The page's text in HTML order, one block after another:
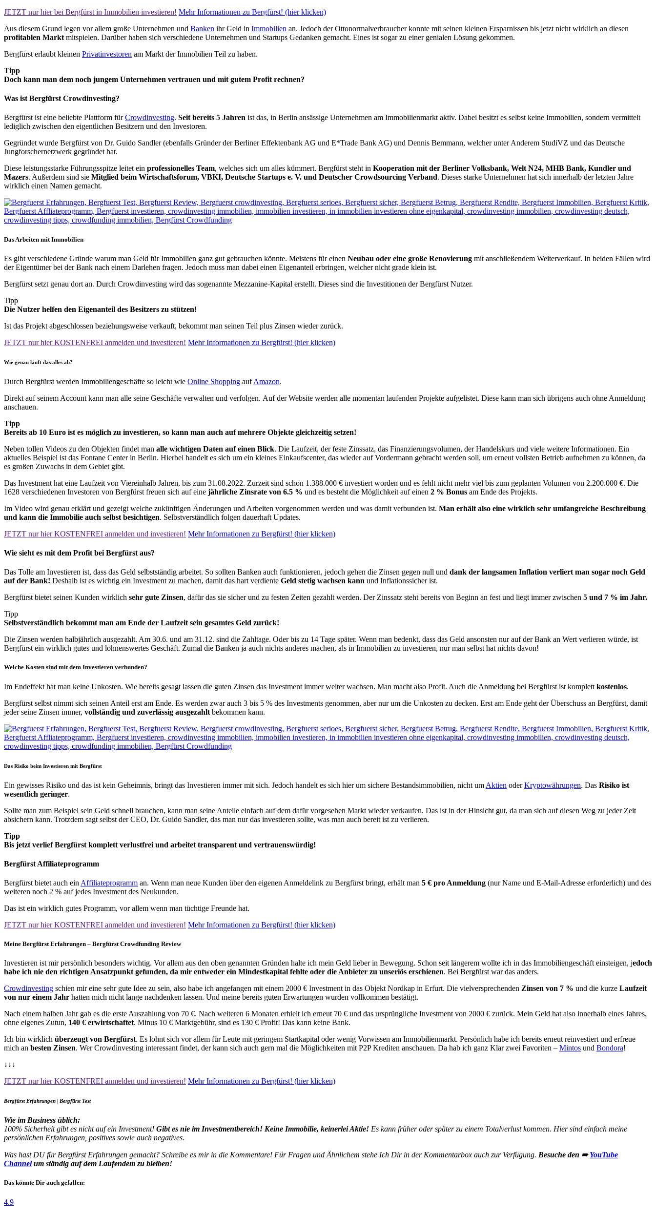
JETZT nur hier bei Bergfürst in Immobilien investieren! Mehr Informationen zu Bergfürst! (hier klicken)
Aus diesem Grund legen vor allem große Unternehmen und Banken ihr Geld in Immobilien an. Jedoch der Ottonormalverbraucher konnte mit seinen kleinen Ersparnissen bis jetzt nicht wirklich an diesen
profitablen Markt mitspielen. Darüber haben sich verschiedene Unternehmen und Startups Gedanken gemacht. Eines ist sogar zu einer genialen Lösung gekommen.
Bergfürst erlaubt kleinen Privatinvestoren am Markt der Immobilien Teil zu haben.
Tipp
Doch kann man dem noch jungem Unternehmen vertrauen und mit gutem Profit rechnen?
Was ist Bergfürst Crowdinvesting?
Bergfürst ist eine beliebte Plattform fürCrowdinvesting. Seit bereits 5 Jahren ist das, in Berlin ansässige Unternehmen am Immobilienmarkt aktiv. Dabei besitzt es selbst keine Immobilien, sondern vermittelt
lediglich zwischen den eigentlichen Besitzern und den Investoren.
Gegründet wurde Bergfürst von Dr. Guido Sandler (ebenfalls Gründer der Berliner Effektenbank AG und E*Trade Bank AG) und Dennis Bemmann, welcher unter Anderem StudiVZ und das Deutsche
Jungforschernetzwerk gegründet hat.
Diese leistungsstarke Führungsspitze leitet ein professionelles Team, welches sich um alles kümmert. Bergfürst steht in Kooperation mit der Berliner Volksbank, Welt N24, MHB Bank, Kundler und
Mazers. Außerdem sind sie Mitglied beim Wirtschaftsforum, VBKI, Deutsche Startups e. V. und Deutscher Crowdsourcing Verband. Dieses starke Unternehmen hat sich innerhalb der letzten Jahre
wirklich einen Namen gemacht.
Das Arbeiten mit Immobilien
Es gibt verschiedene Gründe warum man Geld für Immobilien ganz gut gebrauchen könnte. Meistens für einen Neubau oder eine große Renovierung mit anschließendem Weiterverkauf. In beiden Fällen wird
der Eigentümer bei der Bank nach einem Darlehen fragen. Jedoch muss man dabei einen Eigenanteil erbringen, welcher nicht grade klein ist.
Bergfürst setzt genau dort an. Durch Crowdinvesting wird das sogenannte Mezzanine-Kapital erstellt. Dieses sind die Investitionen der Bergfürst Nutzer.
Tipp
Die Nutzer helfen den Eigenanteil des Besitzers zu stützen!
Ist das Projekt abgeschlossen beziehungsweise verkauft, bekommt man seinen Teil plus Zinsen wieder zurück.
JETZT nur hier KOSTENFREI anmelden und investieren! Mehr Informationen zu Bergfürst! (hier klicken)
Wie genau läuft das alles ab?
Durch Bergfürst werden Immobiliengeschäfte so leicht wie Online Shopping aufAmazon.
Direkt auf seinem Account kann man alle seine Geschäfte verwalten und verfolgen. Auf der Website werden alle momentan laufenden Projekte aufgelistet. Diese kann man sich übrigens auch ohne Anmeldung
anschauen.
Tipp
Bereits ab 10 Euro ist es möglich zu investieren, so kann man auch auf mehrere Objekte gleichzeitig setzen!
Neben tollen Videos zu den Objekten findet man alle wichtigen Daten auf einen Blick. Die Laufzeit, der feste Zinssatz, das Finanzierungsvolumen, der Handelskurs und viele weitere Informationen. Ein
aktuelles Beispiel ist das Fontane Center in Berlin. Hierbei handelt es sich um ein kleines Einkaufscenter, das wieder auf Vordermann gebracht werden soll, um erneut vollsten Betrieb aufnehmen zu können, da
es großen Zuwachs in dem Gebiet gibt.
Das Investment hat eine Laufzeit von Viereinhalb Jahren, bis zum 31.08.2022. Zurzeit sind schon 1.388.000 € investiert worden und es fehlt nicht mehr viel bis zum geplanten Volumen von 2.200.000 €. Die
1628 verschiedenen Investoren von Bergfürst freuen sich auf eine jährliche Zinsrate von 6.5 % und es besteht die Möglichkeit auf einen 2 % Bonus am Ende des Projekts.
Im Video wird genau erklärt und gezeigt welche zukünftigen Änderungen und Arbeiten vorgenommen werden und was damit verbunden ist. Man erhält also eine wirklich sehr umfangreiche Beschreibung
und kann die Immobilie auch selbst besichtigen. Selbstverständlich folgen dauerhaft Updates.
JETZT nur hier KOSTENFREI anmelden und investieren! Mehr Informationen zu Bergfürst! (hier klicken)
Wie sieht es mit dem Profit bei Bergfürst aus?
Das Tolle am Investieren ist, dass das Geld selbstständig arbeitet. So sollten Banken auch funktionieren, jedoch gehen die Zinsen gegen null und dank der langsamen Inflation verliert man sogar noch Geld
auf der Bank! Deshalb ist es wichtig ein Investment zu machen, damit das hart verdiente Geld stetig wachsen kann und Inflationssicher ist.
Bergfürst bietet seinen Kunden wirklich sehr gute Zinsen, dafür das sie sicher und zu festen Zeiten gezahlt werden. Der Zinssatz steht bereits von Beginn an fest und liegt immer zwischen 5 und 7 % im Jahr.
Tipp
Selbstverständlich bekommt man am Ende der Laufzeit sein gesamtes Geld zurück!
Die Zinsen werden halbjährlich ausgezahlt. Am 30.6. und am 31.12. sind die Zahltage. Oder bis zu 14 Tage später. Wenn man bedenkt, dass das Geld ansonsten nur auf der Bank an Wert verlieren würde, ist
Bergfürst ein wirklich gutes und lohnenswertes Geschäft. Zumal die Banken ja auch nichts anderes machen, als in Immobilien zu investieren, nur man selbst hat nichts davon!
Welche Kosten sind mit dem Investieren verbunden?
Im Endeffekt hat man keine Unkosten. Wie bereits gesagt lassen die guten Zinsen das Investment immer weiter wachsen. Man macht also Profit. Auch die Anmeldung bei Bergfürst ist komplett kostenlos.
Bergfürst selbst nimmt sich seinen Anteil erst am Ende. Es werden zwar auch 3 bis 5 % des Investments genommen, aber nur um die Unkosten zu decken. Erst am Ende geht der Überschuss an Bergfürst, damit
jeder seine Zinsen immer, vollständig und zuverlässig ausgezahlt bekommen kann.
Das Risiko beim Investieren mit Bergfürst
Ein gewisses Risiko und das ist kein Geheimnis, bringt das Investieren immer mit sich. Jedoch handelt es sich hier um sichere Bestandsimmobilien, nicht um Aktien oderKryptowährungen. Das Risiko ist
wesentlich geringer.
Sollte man zum Beispiel sein Geld schnell brauchen, kann man seine Anteile einfach auf dem dafür vorgesehen Markt wieder verkaufen. Das ist in der Hinsicht gut, da man sich auf diesen Weg zu jeder Zeit
absichern kann. Trotzdem sagt selbst der CEO, Dr. Guido Sandler, das man nur das investieren sollte, was man auch bereit ist zu verlieren.
Tipp
Bis jetzt verlief Bergfürst komplett verlustfrei und arbeitet transparent und vertrauenswürdig!
Bergfürst Affiliateprogramm
Bergfürst bietet auch ein Affiliateprogramm an. Wenn man neue Kunden über den eigenen Anmeldelink zu Bergfürst bringt, erhält man 5 € pro Anmeldung (nur Name und E-Mail-Adresse erforderlich) und des
weiteren noch 2 % auf jedes Investment des Neukunden.
Das ist ein wirklich gutes Programm, vor allem wenn man tüchtige Freunde hat.
JETZT nur hier KOSTENFREI anmelden und investieren! Mehr Informationen zu Bergfürst! (hier klicken)
Meine Bergfürst Erfahrungen – Bergfürst Crowdfunding Review
Investieren ist mir persönlich besonders wichtig. Vor allem aus den oben genannten Gründen halte ich mein Geld lieber in Bewegung. Schon seit längerem wollte ich in das Immobiliengeschäft einsteigen, jedoch
habe ich nie den richtigen Ansatzpunkt gefunden, da mir entweder ein Mindestkapital fehlte oder die Anbieter zu unseriös erschienen. Bei Bergfürst war das anders.
Crowdinvesting schien mir eine sehr gute Idee zu sein, also habe ich angefangen mit einem 2000 € Investment in das Objekt Nordkap in Erfurt. Die vielversprechenden Zinsen von 7 % und die kurze Laufzeit
von nur einem Jahr hatten mich nicht lange nachdenken lassen. Und meine bereits guten Erwartungen wurden vollkommen bestätigt.
Nach einem halben Jahr gab es die erste Auszahlung von 70 €. Nach weiteren 6 Monaten erhielt ich erneut 70 € und das ursprüngliche Investment von 2000 € zurück. Mein Geld hat also innerhalb eines Jahres,
ohne eigenes Zutun, 140 € erwirtschaftet. Minus 10 € Marktgebühr, sind es 130 € Profit! Das kann keine Bank.
Ich bin wirklich überzeugt von Bergfürst. Es lohnt sich vor allem für Leute mit geringem Startkapital oder wenig Vorwissen am Immobilienmarkt. Persönlich habe ich bereits erneut reinvestiert und erfreue
mich an besten Zinsen. Wer Crowdinvesting interessant findet, der kann sich auch gern mal die Möglichkeiten mit P2P Krediten anschauen. Da hab ich ganz Klar zwei Favoriten – Mintos und Bondora!
↓↓↓
JETZT nur hier KOSTENFREI anmelden und investieren! Mehr Informationen zu Bergfürst! (hier klicken)
Bergfürst Erfahrungen | Bergfürst Test
Wie im Business üblich:
100% Sicherheit gibt es nicht auf ein Investment! Gibt es nie im Investmentbereich! Keine Immobilie, keinerlei Aktie! Es kann früher oder später zu einem Totalverlust kommen. Hier sind einfach meine
persönlichen Erfahrungen, positives sowie auch negatives.
Was hast DU für Bergfürst Erfahrungen gemacht? Schreibe es mir in die Kommentare! Für Fragen und Ähnlichem stehe Ich Dir in der Kommentarbox auch zur Verfügung. Besuche den ➠ YouTube
Channel um ständig auf dem Laufendem zu bleiben!
Das könnte Dir auch gefallen:
4.9